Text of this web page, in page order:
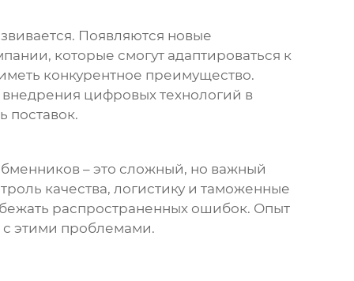
Появляются новые
которые смогут адаптироваться к
конкурентное преимущество.
цифровых технологий в
поставок.
– это сложный, но важный
качества, логистику и таможенные
распространенных ошибок. Опыт
с этими проблемами.